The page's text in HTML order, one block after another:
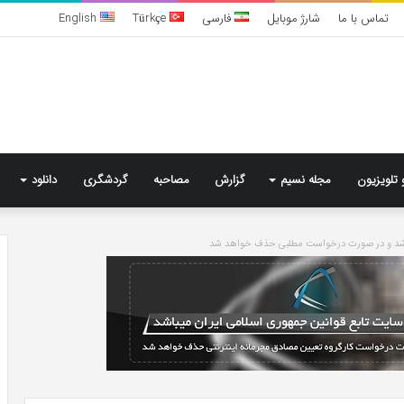
تماس با ما شارژ موبایل فارسی Türkçe
English
تلویزیون مجله نسیم گزارش مصاحبه گردشگری دانلود
و در صورت درخواست مطلبی حذف خواهد شد
مدل
کمد
دیواری
شیک
و
5 روز پیش